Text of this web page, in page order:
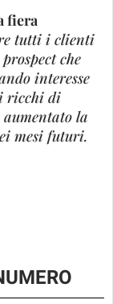
fiera
tutti i clienti
che
interesse
ricchi di
la
mesi futuri.